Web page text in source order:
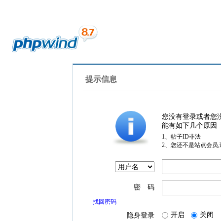
提示信息
您没有登录或者您
能有如下几个原因
1、帖子ID非法
2、您还不是站点会员
密 码
找回密码
隐身登录 开启 关闭